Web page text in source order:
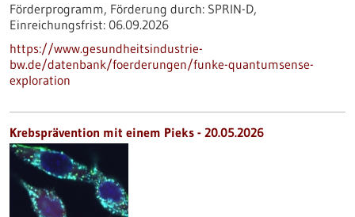
Förderprogramm, Förderung durch: SPRIN-D,
Einreichungsfrist: 06.09.2026
https://www.gesundheitsindustrie-
bw.de/datenbank/foerderungen/funke-quantumsense-
exploration
Krebsprävention mit einem Pieks - 20.05.2026